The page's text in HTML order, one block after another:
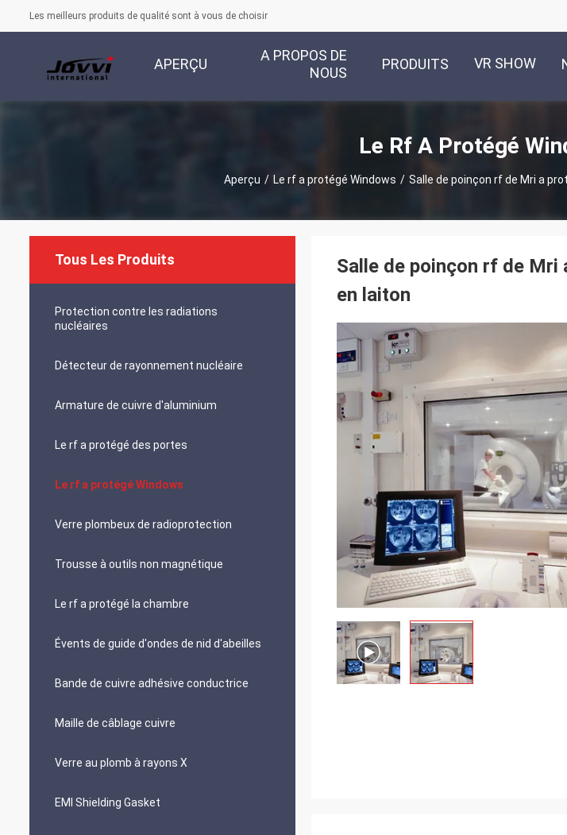
Les meilleurs produits de qualité sont à vous de choisir
APERÇU
A PROPOS DE
NOUS
PRODUITS VR SHOW
Le Rf A Protégé
Aperçu / Le rf a protégé Windows / Salle de poinçon rf de Mri a
Tous Les Produits
Protection contre les radiations
nucléaires
Détecteur de rayonnement nucléaire
Armature de cuivre d'aluminium
Le rf a protégé des portes
Le rf a protégé Windows
Verre plombeux de radioprotection
Trousse à outils non magnétique
Le rf a protégé la chambre
Évents de guide d'ondes de nid d'abeilles
Bande de cuivre adhésive conductrice
Maille de câblage cuivre
Verre au plomb à rayons X
EMI Shielding Gasket
Salle de poinçon rf de
en laiton